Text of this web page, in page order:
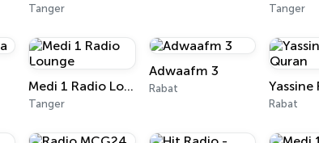
Tanger Tanger
Medi 1 Radio Lounge
Tanger
Adwaafm 3
Rabat
Rabat